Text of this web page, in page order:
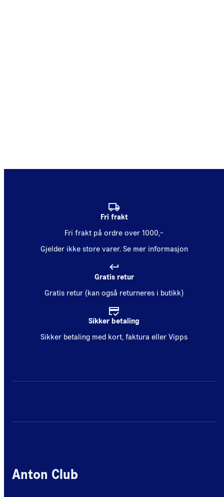
Fri frakt
Fri frakt på ordre over 1000,-
Gjelder ikke store varer. Se mer informasjon
Gratis retur
Gratis retur (kan også returneres i butikk)
Sikker betaling
Sikker betaling med kort, faktura eller Vipps
Anton Club